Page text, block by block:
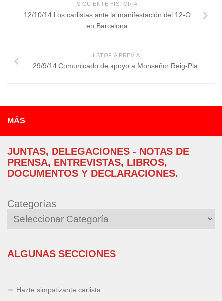
SIGUIENTE HISTORIA
12/10/14 Los carlistas ante la manifestación del 12-O
en Barcelona
HISTORIA PREVIA
29/9/14 Comunicado de apoyo a Monseñor Reig-Pla
MÁS
JUNTAS, DELEGACIONES - NOTAS DE
PRENSA, ENTREVISTAS, LIBROS,
DOCUMENTOS Y DECLARACIONES.
Categorías
ALGUNAS SECCIONES
Hazte simpatizante carlista